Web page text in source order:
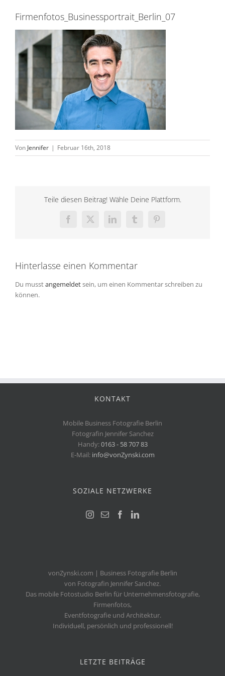
Firmenfotos_Businessportrait_Berlin_07
Von Jennifer | Februar 16th, 2018
Teile diesen Beitrag! Wähle Deine Plattform.
Facebook
X LinkedInTumblrPinterest
Hinterlasse einen Kommentar
Du musstangemeldetsein, um einen Kommentar schreiben zu
können.
KONTAKT
Mobile Business Fotografie Berlin
Fotografin Jennifer Sanchez
Handy:0163 - 58 707 83
E-Mail: info@vonZynski.com
SOZIALE NETZWERKE
vonZynski.com | Business Fotografie Berlin
von Fotografin Jennifer Sanchez.
Das mobile Fotostudio Berlin für Unternehmensfotografie,
Firmenfotos,
Eventfotografie und Architektur.
Individuell, persönlich und professionell!
LETZTE BEITRÄGE